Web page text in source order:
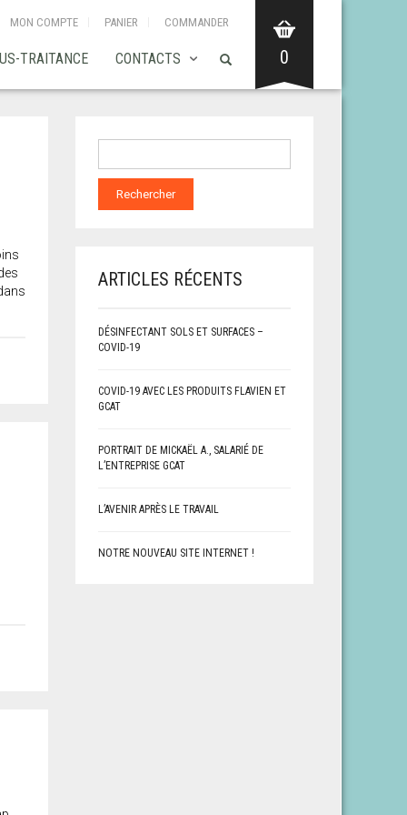
MON COMPTE PANIER COMMANDER
TRAITANCE CONTACTS 0
ARTICLES RÉCENTS
DÉSINFECTANT SOLS ET SURFACES –
COVID-19
COVID-19 AVEC LES PRODUITS FLAVIEN ET
GCAT
PORTRAIT DE MICKAËL A., SALARIÉ DE
L’ENTREPRISE GCAT
L’AVENIR APRÈS LE TRAVAIL
NOTRE NOUVEAU SITE INTERNET !